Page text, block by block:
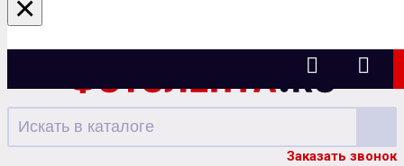
Казань
Заказать звонок
×